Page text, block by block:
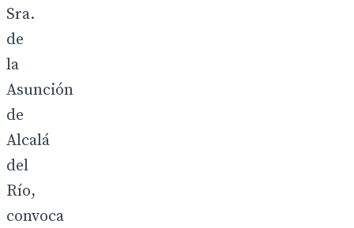
Sra.
de
la
Asunción
de
Alcalá
del
Río,
convoca